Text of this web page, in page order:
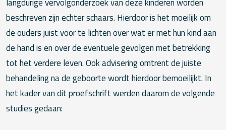
beschreven zijn echter schaars. Hierdoor is het moeilijk om
de ouders juist voor te lichten over wat er met hun kind aan
de hand is en over de eventuele gevolgen met betrekking
tot het verdere leven. Ook advisering omtrent de juiste
behandeling na de geboorte wordt hierdoor bemoeilijkt. In
het kader van dit proefschrift werden daarom de volgende
studies gedaan: